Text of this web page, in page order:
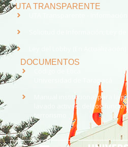
UTA TRANSPARENTE
DOCUMENTOS
Universidad de Tarapacá
Manual institucional para la
lavado activos, delitos
terrorismo